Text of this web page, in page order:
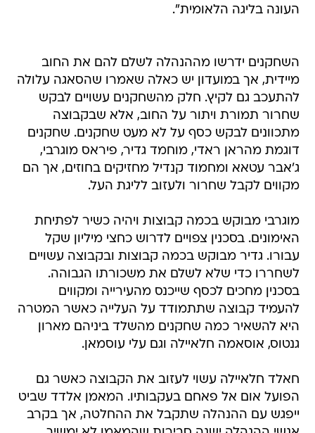
העונה בליגה הלאומית".
השחקנים ידרשו מההנהלה לשלם להם את החוב
מיידית, אך במועדון יש כאלה שאמרו שהסאגה עלולה
להתעכב גם לקיץ. חלק מהשחקנים עשויים לבקש
שחרור תמורת ויתור על החוב, אלא שבקבוצה
מתכוונים לבקש כסף על לא מעט שחקנים. שחקנים
דוגמת מהראן ראדי, מוחמד גדיר, פיראס מוגרבי,
ג'אבר עטאא ומחמוד קנדיל מחזיקים בחוזים, אך הם
מקווים לקבל שחרור ולעזוב לליגת העל.
מוגרבי מבוקש בכמה קבוצות ויהיה כשיר לפתיחת
האימונים. בסכנין צפויים לדרוש כחצי מיליון שקל
עבורו. גדיר מבוקש בכמה קבוצות ובקבוצה עשויים
לשחררו כדי שלא לשלם את משכורתו הגבוהה.
בסכנין מחכים לכסף שייכנס מהעירייה ומקווים
להעמיד קבוצה שתתמודד על העלייה כאשר המטרה
היא להשאיר כמה שחקנים מהשלד ביניהם מארון
גנטוס, אוסאמה חלאיילה וגם עלי עוסמאן.
חאלד חלאיילה עשוי לעזוב את הקבוצה כאשר גם
הפועל אום אל פאחם בעקבותיו. המאמן אלדד שביט
ייפגש עם ההנהלה שתקבל את ההחלטה, אך בקרב